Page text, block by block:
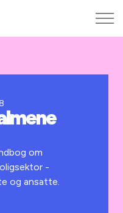
om
-
og ansatte.